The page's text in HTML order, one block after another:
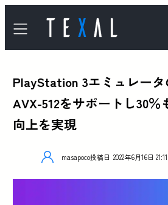
PlayStation 3エミュレータ
AVX-512をサポートし30
向上を実現
masapoco投稿日 2022年6月16日 21:11